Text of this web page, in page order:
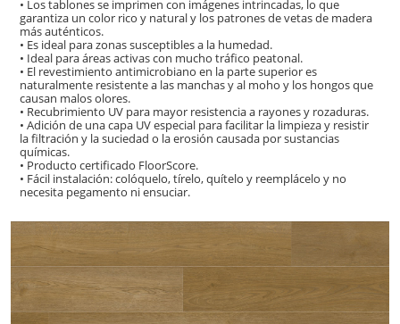
• Los tablones se imprimen con imágenes intrincadas, lo que
garantiza un color rico y natural y los patrones de vetas de madera
más auténticos.
• Es ideal para zonas susceptibles a la humedad.
• Ideal para áreas activas con mucho tráfico peatonal.
• El revestimiento antimicrobiano en la parte superior es
naturalmente resistente a las manchas y al moho y los hongos que
causan malos olores.
• Recubrimiento UV para mayor resistencia a rayones y rozaduras.
• Adición de una capa UV especial para facilitar la limpieza y resistir
la filtración y la suciedad o la erosión causada por sustancias
químicas.
• Producto certificado FloorScore.
• Fácil instalación: colóquelo, tírelo, quítelo y reemplácelo y no
necesita pegamento ni ensuciar.